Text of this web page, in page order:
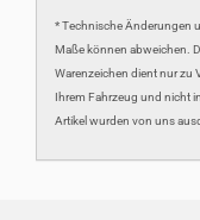
* Technische Änderungen
Maße können abweichen.
Warenzeichen dient nur zu
Ihrem Fahrzeug und nicht
Artikel wurden von uns